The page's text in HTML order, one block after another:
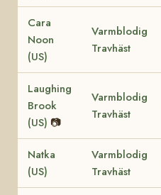
Cara
Noon
(US)
Varmblodig
Travhäst
Laughing
Brook
(US) 📷
Varmblodig
Travhäst
Natka
(US)
Varmblodig
Travhäst